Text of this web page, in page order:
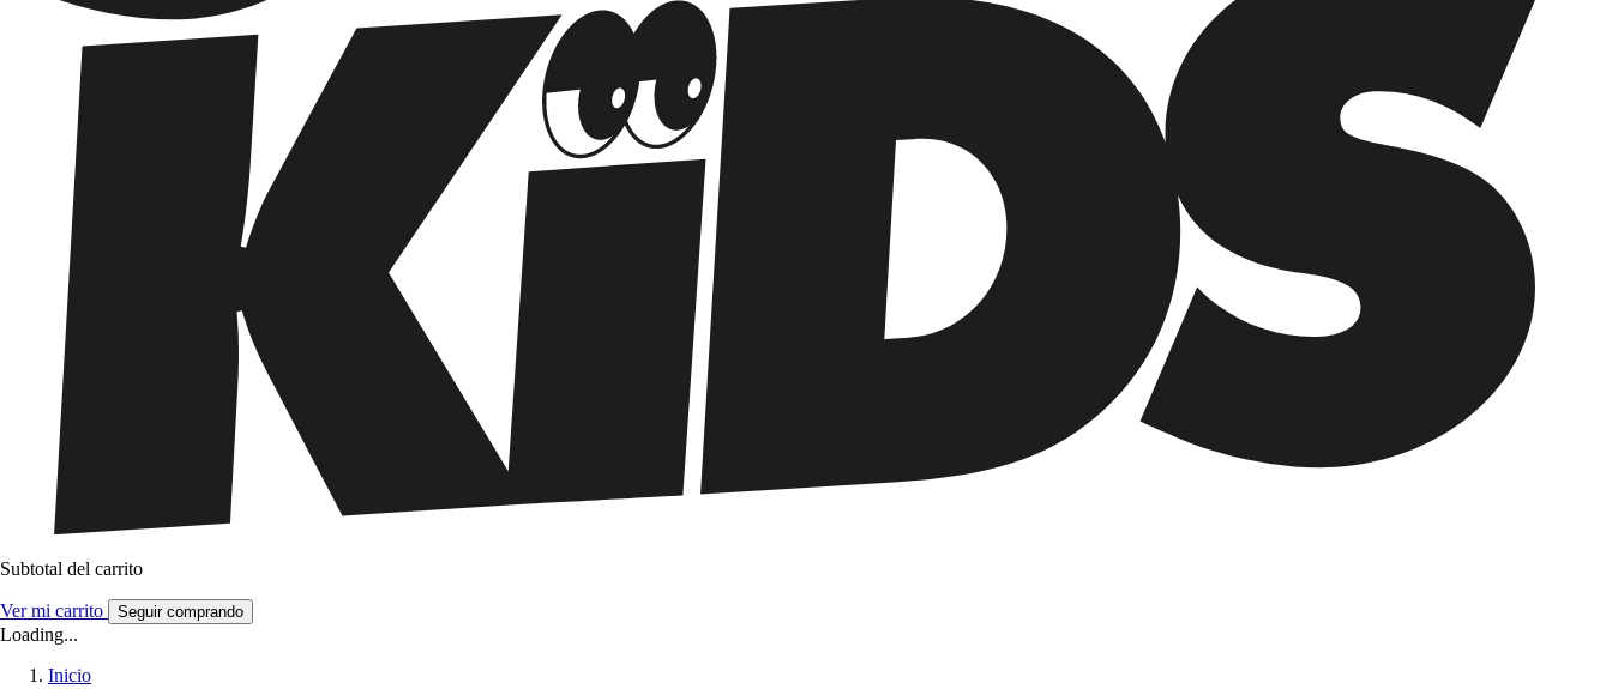
Subtotal del carrito
Ver mi carrito Seguir comprando
Loading...
Inicio